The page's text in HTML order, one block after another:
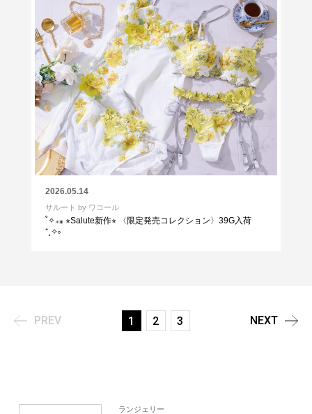
2026.05.14
サルート by ワコール
˚✧₊⁎ ⭐︎Salute新作⭐︎ 〈限定発売コレクション〉39G入荷
⁺˳✧༚
ランジェリー
PREV 1 2 3 NEXT